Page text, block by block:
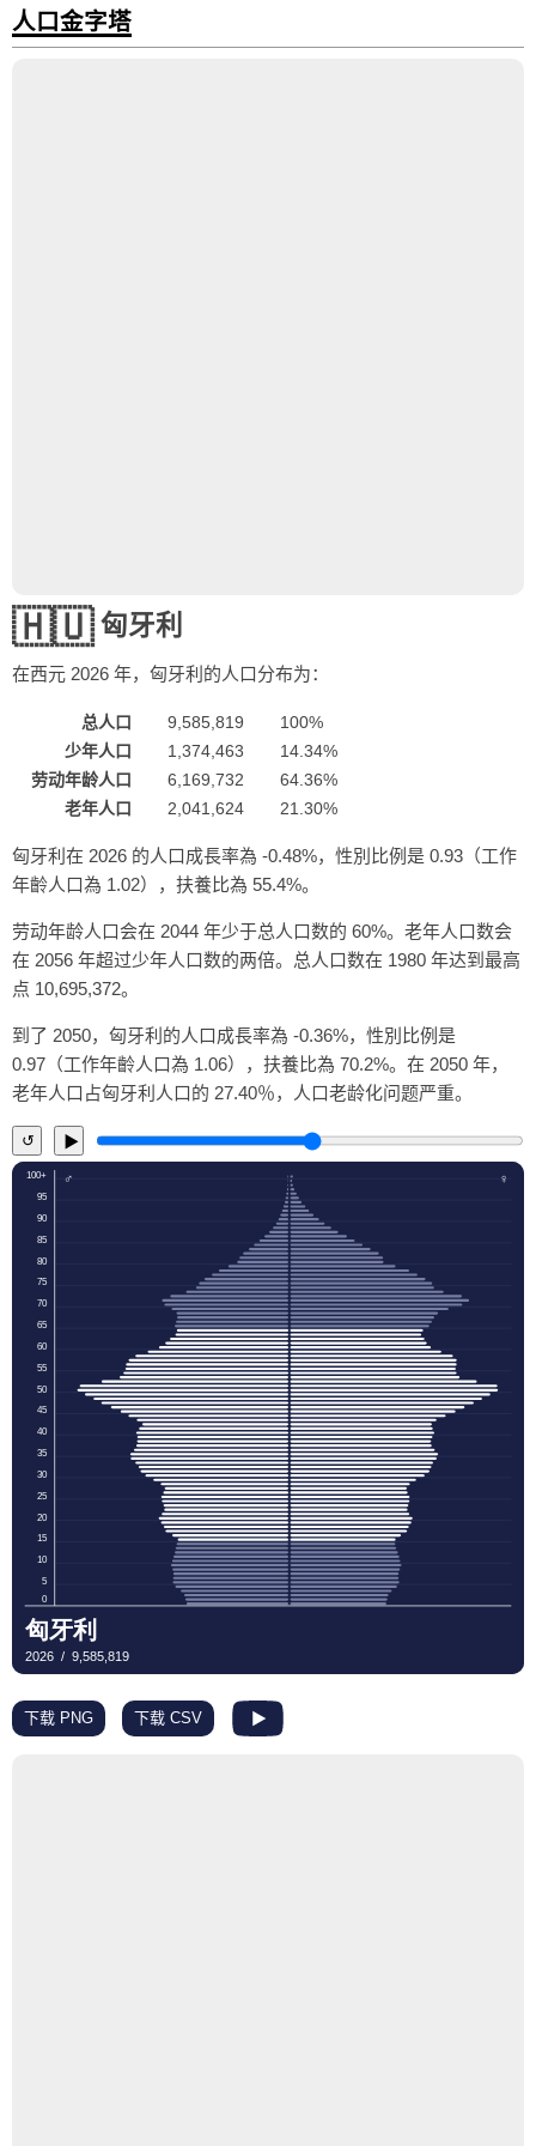
人口金字塔
🇭🇺匈牙利
在西元 2026 年，匈牙利的人口分布为：
总人口 9,585,819
100%
少年人口
1,374,463
14.34%
劳动年龄人口
6,169,732
64.36%
老年人口
2,041,624 21.30%
匈牙利在 2026 的人口成長率為 -0.48%，性別比例是 0.93（工作
年齡人口為 1.02），扶養比為 55.4%。
劳动年龄人口会在 2044 年少于总人口数的 60%。老年人口数会
在 2056 年超过少年人口数的两倍。总人口数在 1980 年达到最高
点 10,695,372。
到了 2050，匈牙利的人口成長率為 -0.36%，性別比例是
0.97（工作年齡人口為 1.06），扶養比為 70.2%。在 2050 年，
老年人口占匈牙利人口的 27.40％，人口老龄化问题严重。
↺ ▶
下载 PNG 下载 CSV